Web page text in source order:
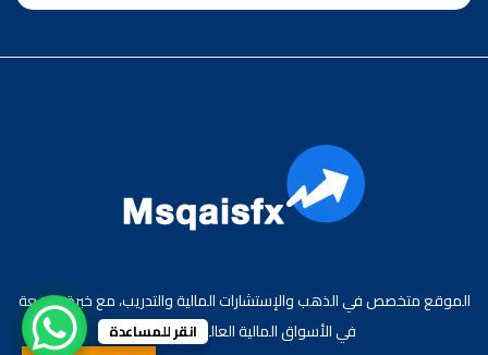
الموقع متخصص في الذهب والإستشارات المالية والتدريب، مع خبرة واسعة
في الأسواق المالية العالمية والعربية.
انقر للمساعدة